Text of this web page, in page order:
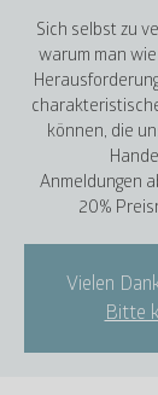
Sich selbst zu
warum man
können, die
Anmeldungen
20%
Vielen
Bitte